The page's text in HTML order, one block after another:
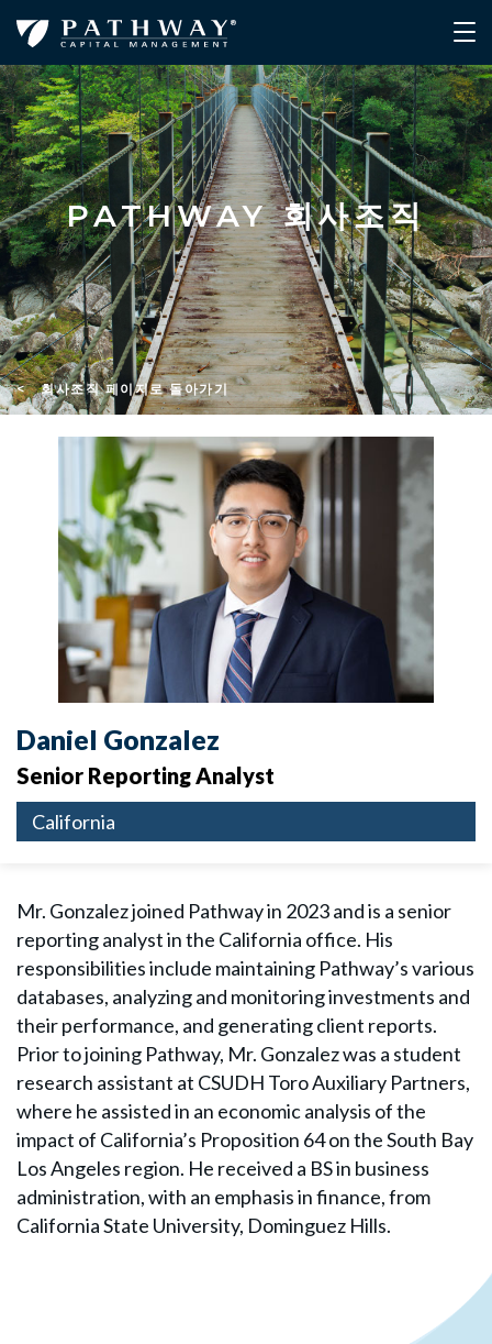
PATHWAY 회사조직
< 회사조직 페이지로 돌아가기
Daniel Gonzalez
Senior Reporting Analyst
California
Mr. Gonzalez joined Pathway in 2023 and is a senior
reporting analyst in the California office. His
responsibilities include maintaining Pathway’s various
databases, analyzing and monitoring investments and
their performance, and generating client reports.
Prior to joining Pathway, Mr. Gonzalez was a student
research assistant at CSUDH Toro Auxiliary Partners,
where he assisted in an economic analysis of the
impact of California’s Proposition 64 on the South Bay
Los Angeles region. He received a BS in business
administration, with an emphasis in finance, from
California State University, Dominguez Hills.